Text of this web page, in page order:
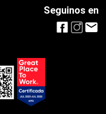
Seguinos en